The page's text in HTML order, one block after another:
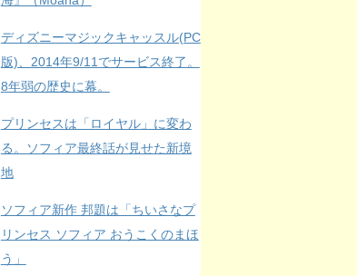
ディズニーマジックキャッスル(PC
版)、2014年9/11でサービス終了。
8年弱の歴史に幕。
プリンセスは「ロイヤル」に変わ
る。ソフィア最終話が見せた新境
地
ソフィア新作 邦題は「ちいさなプ
リンセス ソフィア おうこくのまほ
う」